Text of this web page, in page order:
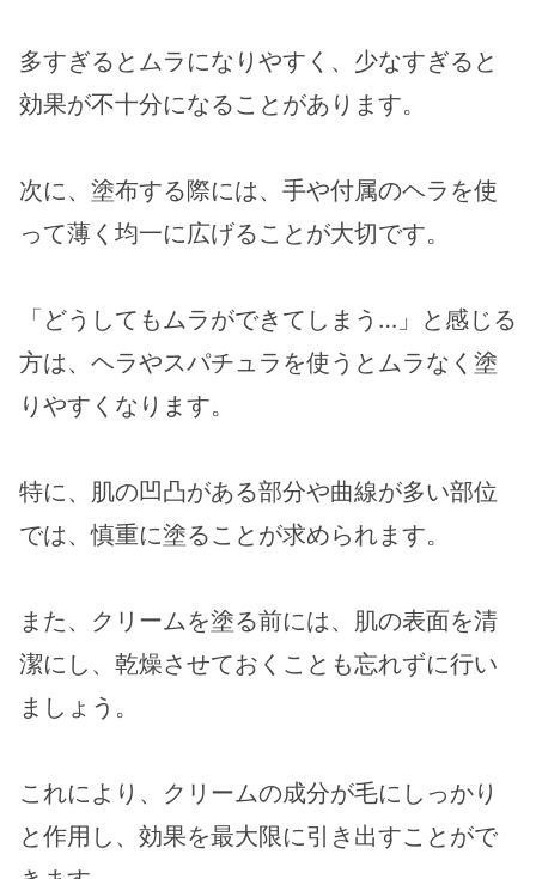
多すぎるとムラになりやすく、少なすぎると
効果が不十分になることがあります。
次に、塗布する際には、手や付属のヘラを使
って薄く均一に広げることが大切です。
「どうしてもムラができてしまう…」と感じる
方は、ヘラやスパチュラを使うとムラなく塗
りやすくなります。
特に、肌の凹凸がある部分や曲線が多い部位
では、慎重に塗ることが求められます。
また、クリームを塗る前には、肌の表面を清
潔にし、乾燥させておくことも忘れずに行い
ましょう。
これにより、クリームの成分が毛にしっかり
と作用し、効果を最大限に引き出すことがで